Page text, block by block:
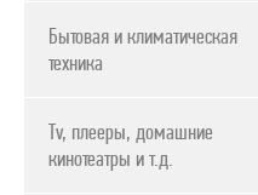
Бытовая и климатическая
техника
Tv, плееры, домашние
кинотеатры и т.д.